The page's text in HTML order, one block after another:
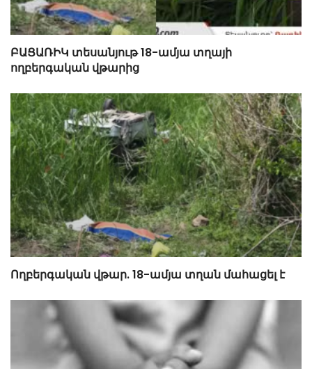
ԲԱՑԱՌԻԿ տեսանյութ 18-ամյա տղայի
ողբերգական վթարից
Ողբերգական վթար. 18-ամյա տղան մահացել է